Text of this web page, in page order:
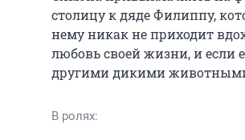
столицу к дяде Филиппу,
нему никак не приходит
любовь своей жизни, и если
другими дикими
В ролях: